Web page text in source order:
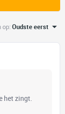
op:Oudste eerst
het zingt.